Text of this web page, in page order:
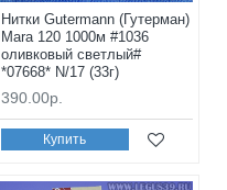
Нитки Gutermann (Гутерман)
Mara 120 1000м #1036
оливковый светлый#
*07668* N/17 (33г)
390.00р.
Купить